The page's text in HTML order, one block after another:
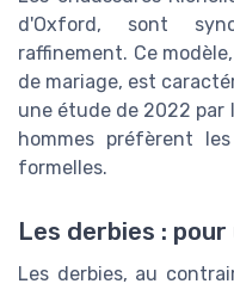
d'Oxford, sont
raffinement. Ce
de mariage, est
une étude de 2022 par
hommes préfèrent
formelles.
Les derbies :
Les derbies, au